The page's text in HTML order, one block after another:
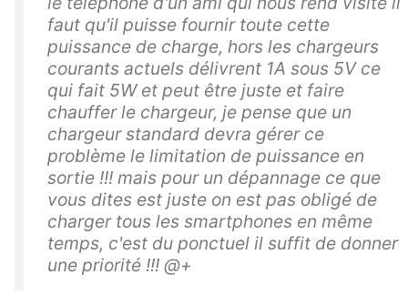
faut qu'il puisse fournir toute cette
puissance de charge, hors les chargeurs
courants actuels délivrent 1A sous 5V ce
qui fait 5W et peut être juste et faire
chauffer le chargeur, je pense que un
chargeur standard devra gérer ce
problème le limitation de puissance en
sortie !!! mais pour un dépannage ce que
vous dites est juste on est pas obligé de
charger tous les smartphones en même
temps, c'est du ponctuel il suffit de donner
une priorité !!! @+